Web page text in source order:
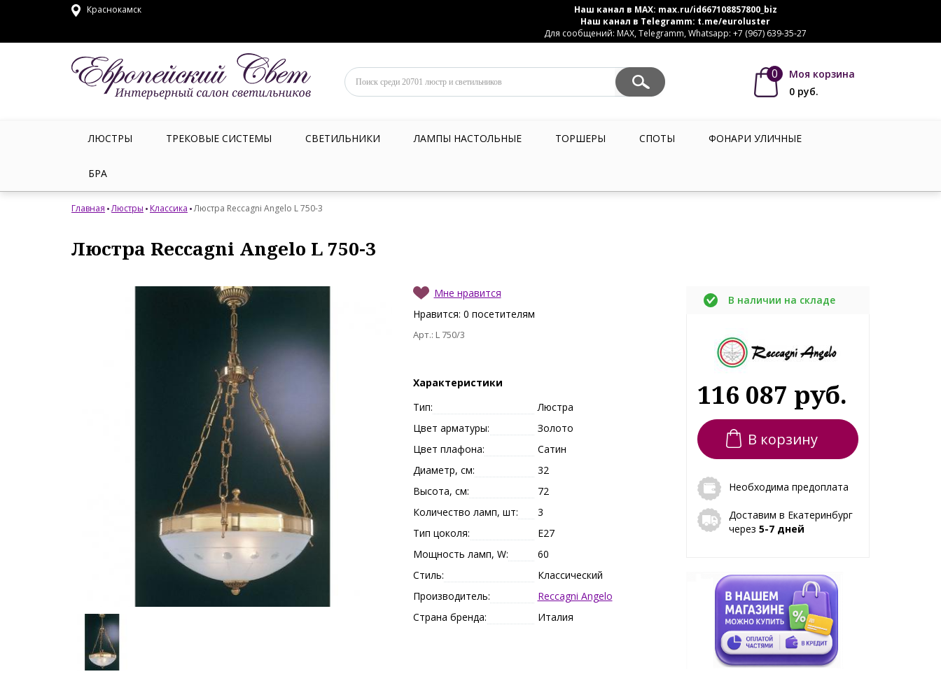
Краснокамск Наш канал в MAX: max.ru/id667108857800_biz
Наш канал в Telegramm: t.me/euroluster
Для сообщений: MAX, Telegramm, Whatsapp: +7 (967) 639-35-27
0
Моя корзина
0 руб.
ЛЮСТРЫ ТРЕКОВЫЕ СИСТЕМЫ СВЕТИЛЬНИКИ ЛАМПЫ НАСТОЛЬНЫЕ ТОРШЕРЫ СПОТЫ ФОНАРИ УЛИЧНЫЕ
БРА
Главная Люстры Классика Люстра Reccagni Angelo L 750-3
Люстра Reccagni Angelo L 750-3
Мне нравится
Нравится: 0 посетителям
Арт.: L 750/3
Характеристики
Тип:
Люстра
Цвет арматуры:
Золото
Цвет плафона:
Сатин
Диаметр, см:
32
Высота, см:
72
Количество ламп, шт:
3
Тип цоколя:
E27
Мощность ламп, W:
60
Стиль:
Классический
Производитель:
Reccagni Angelo
Страна бренда:
Италия
В наличии на складе
116 087 руб.
В корзину
Необходима предоплата
Доставим в Екатеринбург
через 5-7 дней